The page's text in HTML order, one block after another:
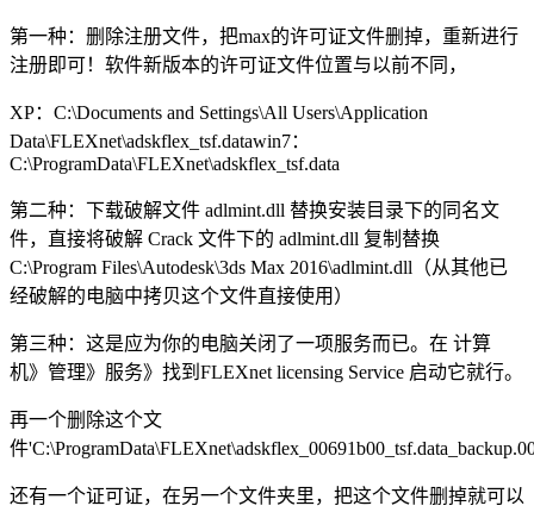
第一种：删除注册文件，把max的许可证文件删掉，重新进行
注册即可！软件新版本的许可证文件位置与以前不同，
XP：C:\Documents and Settings\All Users\Application
Data\FLEXnet\adskflex_tsf.datawin7：
C:\ProgramData\FLEXnet\adskflex_tsf.data
第二种：下载破解文件 adlmint.dll 替换安装目录下的同名文
件，直接将破解 Crack 文件下的 adlmint.dll 复制替换
C:\Program Files\Autodesk\3ds Max 2016\adlmint.dll（从其他已
经破解的电脑中拷贝这个文件直接使用）
第三种：这是应为你的电脑关闭了一项服务而已。在 计算
机》管理》服务》找到FLEXnet licensing Service 启动它就行。
再一个删除这个文
件
还有一个证可证，在另一个文件夹里，把这个文件删掉就可以